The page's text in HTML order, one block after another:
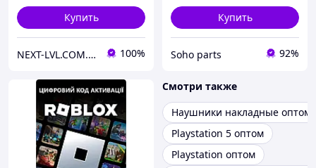
Купить
NEXT-LVL.COM.UA 100%
Купить
Soho parts 92%
Смотри также
Наушники накладные оптом
Playstation 5 оптом
Playstation оптом